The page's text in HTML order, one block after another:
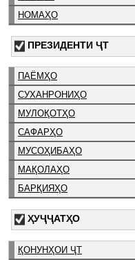
НОМАҲО
ПРЕЗИДЕНТИ ҶТ
ПАЁМҲО
СУХАНРОНИҲО
МУЛОҚОТҲО
САФАРҲО
МУСОҲИБАҲО
МАҚОЛАҲО
БАРҚИЯҲО
ҲУҶҶАТҲО
ҚОНУНҲОИ ҶТ